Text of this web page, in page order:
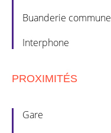
Buanderie commune
Interphone
PROXIMITÉS
Gare